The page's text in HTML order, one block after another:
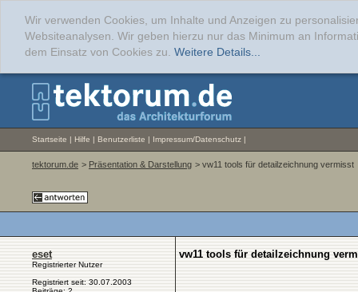
Wir verwenden Cookies, um Inhalte und Anzeigen zu
Websiteanalysen. Wir geben hierzu nur das Minimum an
dem Einsatz von Cookies zu. Weitere Details...
Startseite | Hilfe | Benutzerliste | Impressum/Datenschutz |
tektorum.de > Präsentation & Darstellung > vw11 tools für detailzeichnung vermisst
eset
Registrierter Nutzer
Registriert seit: 30.07.2003
vw11 tools für detailzeichnung